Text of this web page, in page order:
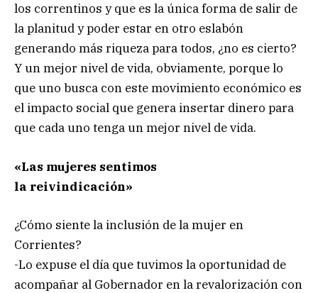
los correntinos y que es la única forma de salir de
la planitud y poder estar en otro eslabón
generando más riqueza para todos, ¿no es cierto?
Y un mejor nivel de vida, obviamente, porque lo
que uno busca con este movimiento económico es
el impacto social que genera insertar dinero para
que cada uno tenga un mejor nivel de vida.
«Las mujeres sentimos
la reivindicación»
¿Cómo siente la inclusión de la mujer en
Corrientes?
-Lo expuse el día que tuvimos la oportunidad de
acompañar al Gobernador en la revalorización con